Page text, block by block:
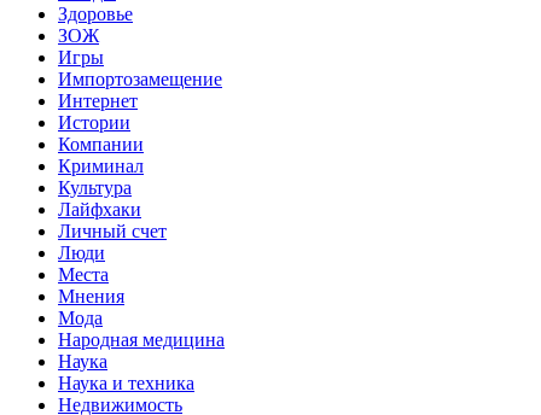
Здоровье
ЗОЖ
Игры
Импортозамещение
Интернет
Истории
Компании
Криминал
Культура
Лайфхаки
Личный счет
Люди
Места
Мнения
Мода
Народная медицина
Наука
Наука и техника
Недвижимость